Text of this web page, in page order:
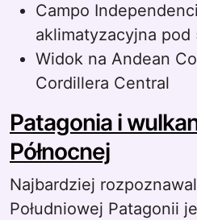
Campo
aklimatyzacyjna pod
Widok na Andean
Cordillera Central
Patagonia i
Północnej
Najbardziej
Południowej Patagonii